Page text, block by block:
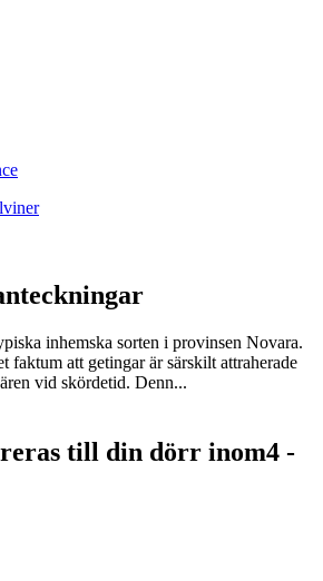
inhemska sorten i provinsen Novara.
faktum att getingar är särskilt attraherade
vid skördetid. Denn...
till din dörr inom4 -